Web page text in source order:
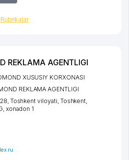
REKLAMA AGENTLIGI
XUSUSIY KORXONASI
REKLAMA AGENTLIGI
Toshkent viloyati Toshkent
xonadon 1